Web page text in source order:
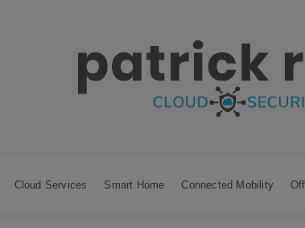
Cloud Services Smart Home Connected Mobility